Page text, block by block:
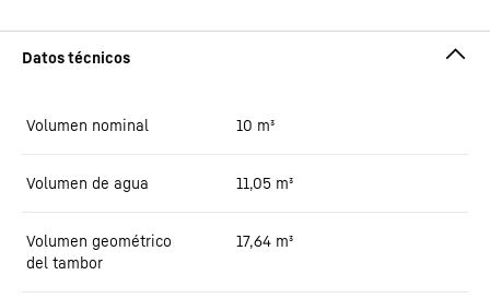
Volumen nominal 10 m³
Volumen de agua 11,05 m³
Volumen geométrico
del tambor
17,64 m³